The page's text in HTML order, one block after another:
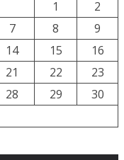
1
2
7 8
9
14 15
16
21 22
23
28 29
30